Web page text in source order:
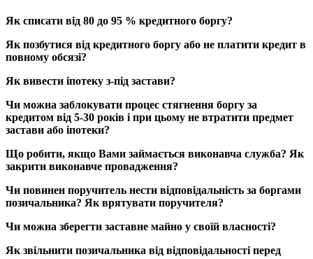
Як списати від 80 до 95 % кредитного боргу?
Як позбутися від кредитного боргу або не платити кредит в
повному обсязі?
Як вивести іпотеку з-під застави?
Чи можна заблокувати процес стягнення боргу за
кредитом від 5-30 років і при цьому не втратити предмет
застави або іпотеки?
Що робити, якщо Вами займається виконавча служба? Як
закрити виконавче провадження?
Чи повинен поручитель нести відповідальність за боргами
позичальника? Як врятувати поручителя?
Чи можна зберегти заставне майно у своїй власності?
Як звільнити позичальника від відповідальності перед